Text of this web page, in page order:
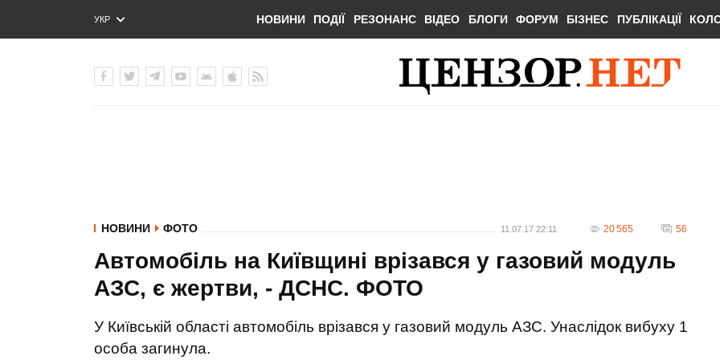
УКР
ENG
НОВИНИ ПОДІЇ РЕЗОНАНС ВІДЕО БЛОГИ ФОРУМ БІЗНЕС ПУБЛІКАЦІЇ
НОВИНИ ФОТО 11.07.17 22:11 20 565 56
Автомобіль на Київщині врізався у газовий модуль
АЗС, є жертви, - ДСНС. ФОТО
У Київській області автомобіль врізався у газовий модуль АЗС. Унаслідок вибуху 1
особа загинула.